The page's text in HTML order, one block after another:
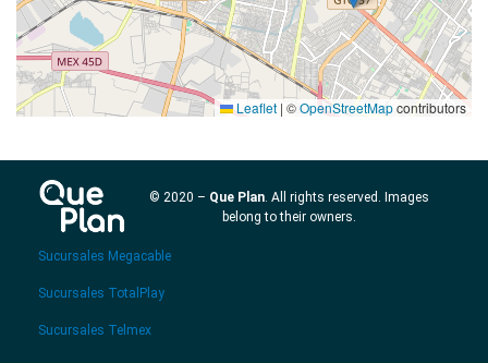
Leaflet | ©OpenStreetMapcontributors
© 2020 – Que Plan. All rights reserved. Images
belong to their owners.
Sucursales Megacable
Sucursales TotalPlay
Sucursales Telmex